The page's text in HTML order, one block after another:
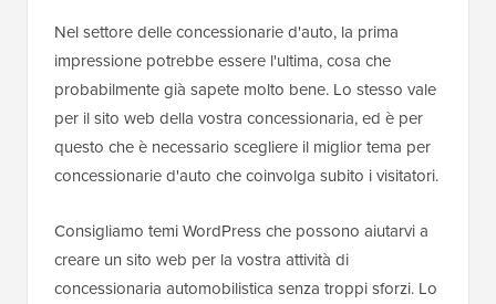
Nel settore delle concessionarie d'auto, la prima
impressione potrebbe essere l'ultima, cosa che
probabilmente già sapete molto bene. Lo stesso vale
per il sito web della vostra concessionaria, ed è per
questo che è necessario scegliere il miglior tema per
concessionarie d'auto che coinvolga subito i visitatori.
Consigliamo temi WordPress che possono aiutarvi a
creare un sito web per la vostra attività di
concessionaria automobilistica senza troppi sforzi. Lo